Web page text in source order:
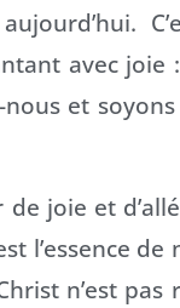
avec joie
et soyons
joie et
l’essence
n’est